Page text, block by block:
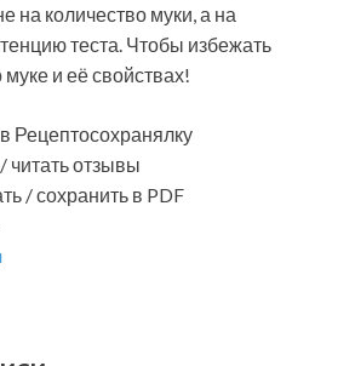
на количество муки, а на
теста. Чтобы избежать
и её свойствах!
Рецептосохранялку
читать отзывы
/ сохранить в PDF